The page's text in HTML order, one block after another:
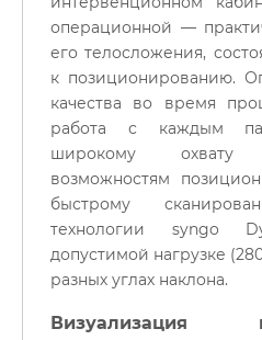
операционной —
его телосложения,
к позиционированию.
качества во время
работа с каждым
широкому охвату
возможностям
быстрому
технологии syngo
допустимой нагрузке
разных углах наклона.